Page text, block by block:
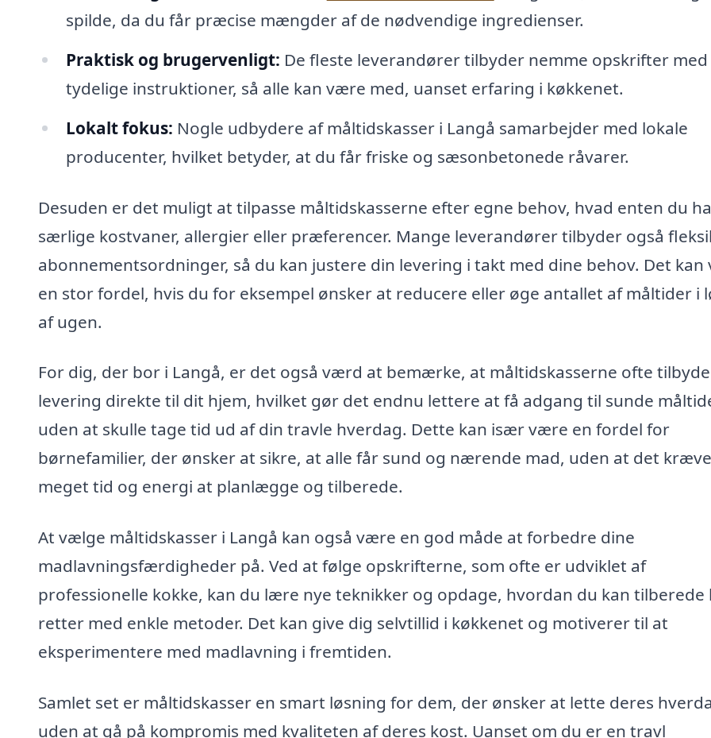
spilde, da du får præcise mængder af de nødvendige ingredienser.
Praktisk og brugervenligt: De fleste leverandører tilbyder nemme opskrifter med
tydelige instruktioner, så alle kan være med, uanset erfaring i køkkenet.
Lokalt fokus: Nogle udbydere af måltidskasser i Langå samarbejder med lokale
producenter, hvilket betyder, at du får friske og sæsonbetonede råvarer.
Desuden er det muligt at tilpasse måltidskasserne efter egne behov, hvad enten du
særlige kostvaner, allergier eller præferencer. Mange leverandører tilbyder også
abonnementsordninger, så du kan justere din levering i takt med dine behov. Det
en stor fordel, hvis du for eksempel ønsker at reducere eller øge antallet af måltider i
af ugen.
For dig, der bor i Langå, er det også værd at bemærke, at måltidskasserne ofte
levering direkte til dit hjem, hvilket gør det endnu lettere at få adgang til sunde
uden at skulle tage tid ud af din travle hverdag. Dette kan især være en fordel for
børnefamilier, der ønsker at sikre, at alle får sund og nærende mad, uden at det
meget tid og energi at planlægge og tilberede.
At vælge måltidskasser i Langå kan også være en god måde at forbedre dine
madlavningsfærdigheder på. Ved at følge opskrifterne, som ofte er udviklet af
professionelle kokke, kan du lære nye teknikker og opdage, hvordan du kan
retter med enkle metoder. Det kan give dig selvtillid i køkkenet og motiverer til at
eksperimentere med madlavning i fremtiden.
Samlet set er måltidskasser en smart løsning for dem, der ønsker at lette deres
uden at gå på kompromis med kvaliteten af deres kost. Uanset om du er en travl